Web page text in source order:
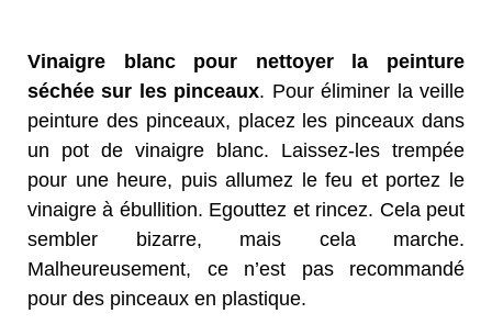
Vinaigre blanc pour nettoyer la peinture
séchée sur les pinceaux. Pour éliminer la veille
peinture des pinceaux, placez les pinceaux dans
un pot de vinaigre blanc. Laissez-les trempée
pour une heure, puis allumez le feu et portez le
vinaigre à ébullition. Egouttez et rincez. Cela peut
sembler bizarre, mais cela marche.
Malheureusement, ce n’est pas recommandé
pour des pinceaux en plastique.